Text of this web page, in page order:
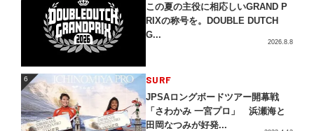
この夏の主役に相応しいGRAND P
RIXの称号を。DOUBLE DUTCH
G...
2026.8.8
6 SURF
JPSAロングボードツアー開幕戦
「さわかみ 一宮プロ」 浜瀬海と
田岡なつみが好発...